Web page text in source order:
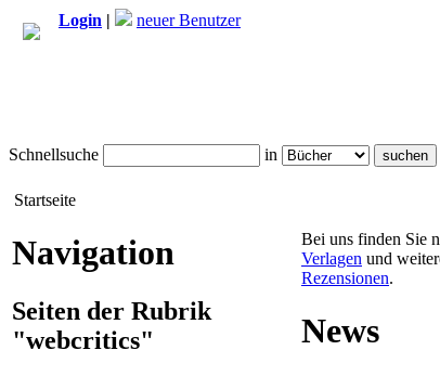
Login |
neuer Benutzer
Schnellsuche in
Startseite
Navigation
Seiten der Rubrik
"webcritics"
Bei uns finden Sie
Verlagen und
Rezensionen.
News